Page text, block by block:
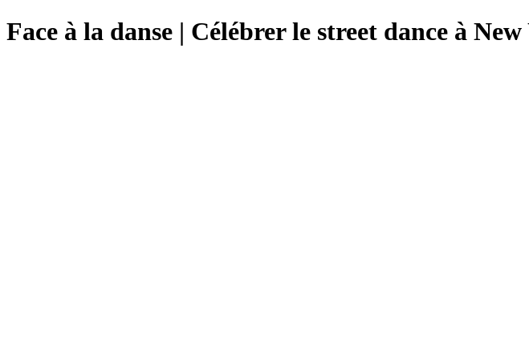
Face à la danse | Célébrer le street dance à